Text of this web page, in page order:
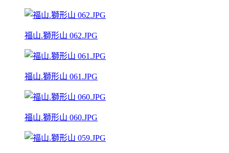
福山.獅形山 062.JPG
福山.獅形山 061.JPG
福山.獅形山 060.JPG